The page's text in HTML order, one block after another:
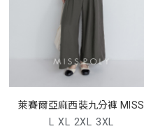
萊賽爾亞麻西裝九分褲 MISS
L XL 2XL 3XL